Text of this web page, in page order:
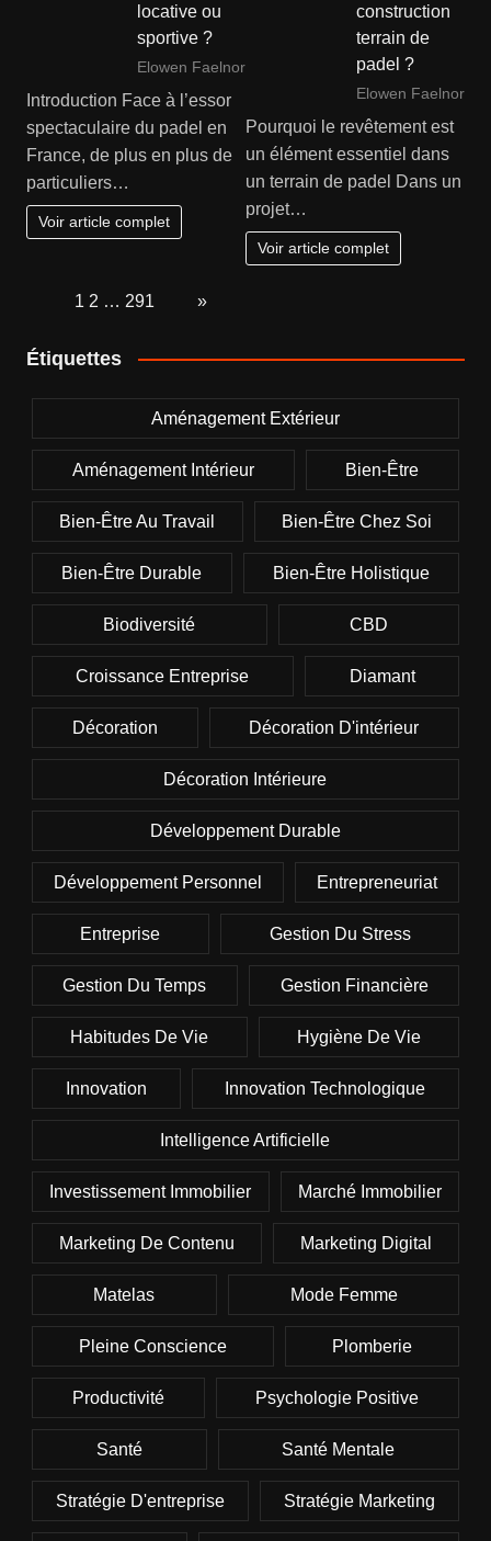
locative ou
sportive ?
Elowen Faelnor
Introduction Face à l’essor
spectaculaire du padel en
France, de plus en plus de
particuliers…
Voir article complet
construction
terrain de
padel ?
Elowen Faelnor
Pourquoi le revêtement est
un élément essentiel dans
un terrain de padel Dans un
projet…
Voir article complet
1 2 … 291 »
Étiquettes
Aménagement Extérieur
Aménagement Intérieur Bien-Être
Bien-Être Au Travail Bien-Être Chez Soi
Bien-Être Durable Bien-Être Holistique
Biodiversité CBD
Croissance Entreprise Diamant
Décoration Décoration D'intérieur
Décoration Intérieure
Développement Durable
Développement Personnel Entrepreneuriat
Entreprise Gestion Du Stress
Gestion Du Temps Gestion Financière
Habitudes De Vie Hygiène De Vie
Innovation Innovation Technologique
Intelligence Artificielle
Investissement Immobilier Marché Immobilier
Marketing De Contenu Marketing Digital
Matelas Mode Femme
Pleine Conscience Plomberie
Productivité Psychologie Positive
Santé Santé Mentale
Stratégie D'entreprise Stratégie Marketing